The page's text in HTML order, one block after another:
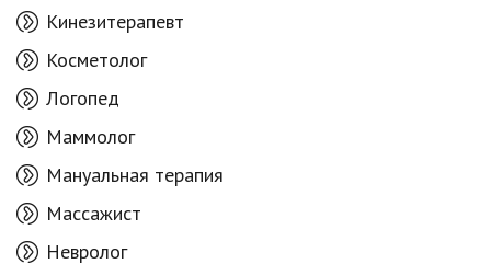
Кинезитерапевт
Косметолог
Логопед
Маммолог
Мануальная терапия
Массажист
Невролог